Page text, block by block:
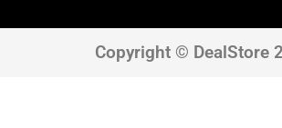
Copyright © DealStore